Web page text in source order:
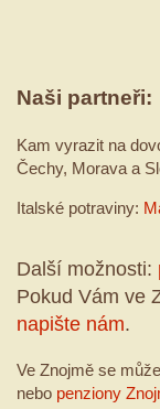
Naši partneři:
Kam vyrazit na
Čechy, Morava a
Italské potraviny:
Další možnosti:
Pokud Vám ve
napište nám.
Ve Znojmě se
nebo penziony